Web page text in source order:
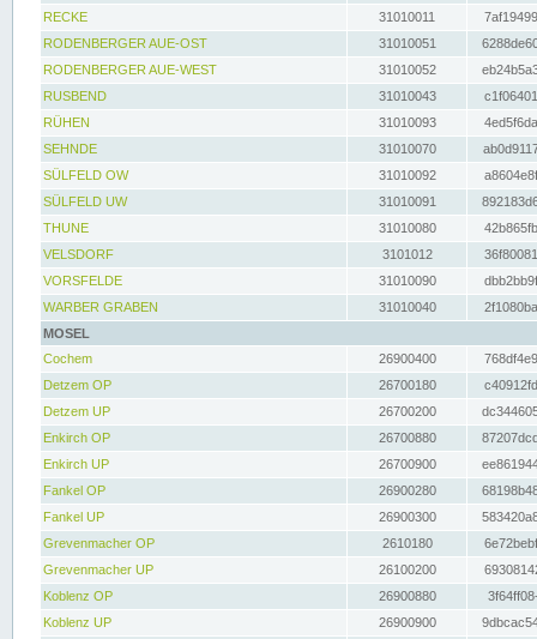
RECKE
31010011
RODENBERGER AUE-OST
31010051
RODENBERGER AUE-WEST
31010052
RUSBEND
31010043
RÜHEN
31010093
SEHNDE
31010070
SÜLFELD OW
31010092
SÜLFELD UW
31010091
THUNE
31010080
VELSDORF
3101012
VORSFELDE
31010090
WARBER GRABEN
31010040
MOSEL
Cochem
26900400
Detzem OP
26700180
Detzem UP
26700200
Enkirch OP
26700880
Enkirch UP
26700900
Fankel OP
26900280
Fankel UP
26900300
Grevenmacher OP
2610180
Grevenmacher UP
26100200
Koblenz OP
26900880
Koblenz UP
26900900